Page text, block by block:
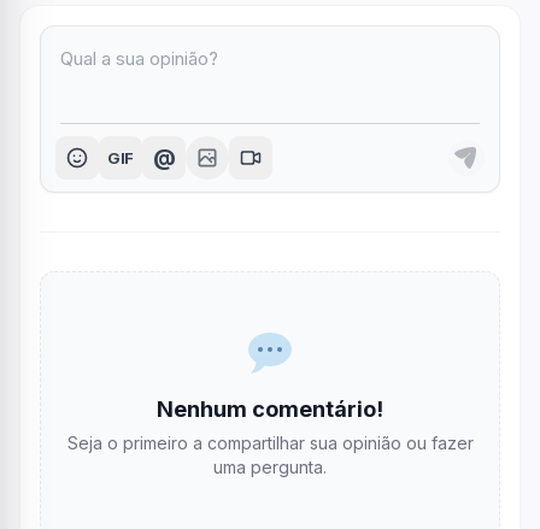
GIF @
Nenhum comentário!
Seja o primeiro a compartilhar sua opinião ou fazer
uma pergunta.